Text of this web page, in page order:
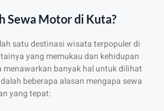
Sewa Motor di Kuta?
satu destinasi wisata terpopuler di
yang memukau dan kehidupan
menawarkan banyak hal untuk dilihat
beberapa alasan mengapa sewa
yang tepat: